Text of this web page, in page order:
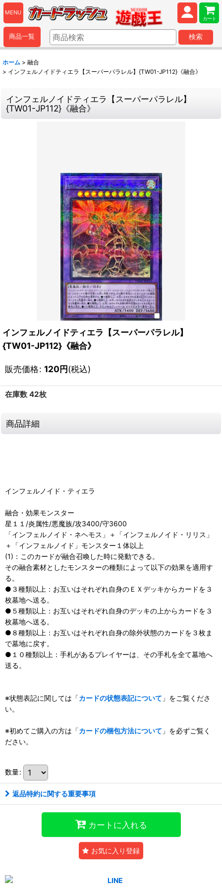
MENU
カート
商品一覧 検索
ホーム > 融合
> インフェルノイドティエラ【スーパーパラレル】{TW01-JP112}《融合》
インフェルノイドティエラ【スーパーパラレル】
{TW01-JP112}《融合》
インフェルノイドティエラ【スーパーパラレル】
{TW01-JP112}《融合》
販売価格: 120円(税込)
在庫数 42枚
商品詳細
インフェルノイド・ティエラ
融合・効果モンスター
星１１/炎属性/悪魔族/攻3400/守3600
「インフェルノイド・ネヘモス」＋「インフェルノイド・リリス」
＋「インフェルノイド」モンスター１体以上
(1)：このカードが融合召喚した時に発動できる。
その融合素材としたモンスターの種類によって以下の効果を適用す
る。
●３種類以上：お互いはそれぞれ自身のＥＸデッキからカードを３
枚墓地へ送る。
●５種類以上：お互いはそれぞれ自身のデッキの上からカードを３
枚墓地へ送る。
●８種類以上：お互いはそれぞれ自身の除外状態のカードを３枚ま
で墓地に戻す。
●１０種類以上：手札があるプレイヤーは、その手札を全て墓地へ
送る。
※状態表記に関しては「カードの状態表記について 」をご覧くださ
い。
※初めてご購入の方は「カードの梱包方法について 」を必ずご覧く
ださい。
数量:
返品特約に関する重要事項
カートに入れる
お気に入り登録